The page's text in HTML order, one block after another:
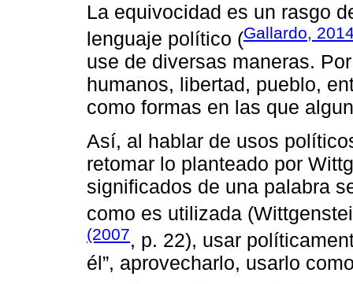
La equivocidad es un rasgo
lenguaje político (Gallardo,
use de diversas maneras.
humanos, libertad, pueblo,
como formas en las que
Así, al hablar de usos
retomar lo planteado por
significados de una palabra
como es utilizada
(2007, p. 22), usar
él”, aprovecharlo, usarlo